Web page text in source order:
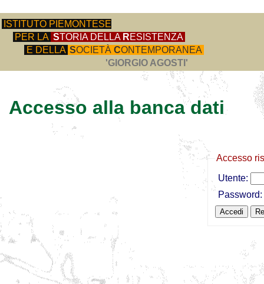
ISTITUTO PIEMONTESE
PER LA STORIA DELLA RESISTENZA
E DELLA SOCIETÀ CONTEMPORANEA
'GIORGIO AGOSTI'
Accesso alla banca dati
Accesso
Utente:
Password: